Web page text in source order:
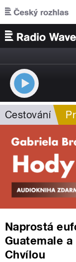
Přejít k hlavnímu
Cestování
Naprostá
Guatemale
Chvílou